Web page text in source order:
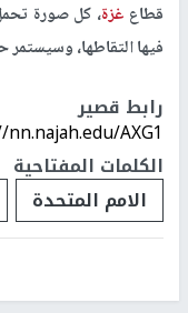
قطاع غزة، كل صورة
فيها التقاطها، وسيستمر
رابط قصير
AXG1/
الكلمات المفتاحية
الامم المتحدة